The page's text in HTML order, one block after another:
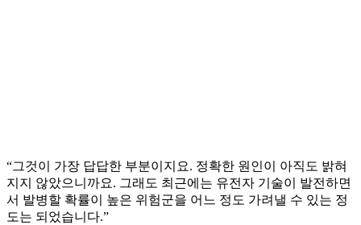
“그것이 가장 답답한 부분이지요. 정확한 원인이 아직도 밝혀
지지 않았으니까요. 그래도 최근에는 유전자 기술이 발전하면
서 발병할 확률이 높은 위험군을 어느 정도 가려낼 수 있는 정
도는 되었습니다.”